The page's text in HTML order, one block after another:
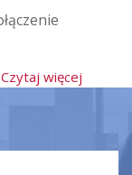
Czytaj więcej